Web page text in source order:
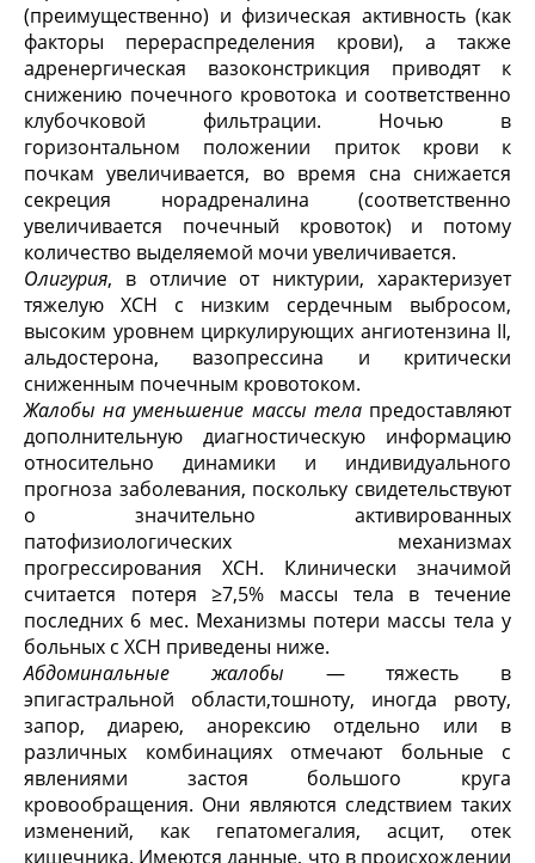
(преимущественно) и физическая активность (как
факторы перераспределения крови), а также
адренергическая вазоконстрикция приводят к
снижению почечного кровотока и соответственно
клубочковой фильтрации. Ночью в
горизонтальном положении приток крови к
почкам увеличивается, во время сна снижается
секреция норадреналина (соответственно
увеличивается почечный кровоток) и потому
количество выделяемой мочи увеличивается.
Олигурия, в отличие от никтурии, характеризует
тяжелую ХСН с низким сердечным выбросом,
высоким уровнем циркулирующих ангиотензина II,
альдостерона, вазопрессина и критически
сниженным почечным кровотоком.
Жалобы на уменьшение массы телапредоставляют
дополнительную диагностическую информацию
относительно динамики и индивидуального
прогноза заболевания, поскольку свидетельствуют
о значительно активированных
патофизиологических механизмах
прогрессирования ХСН. Клинически значимой
считается потеря ≥7,5% массы тела в течение
последних 6 мес. Механизмы потери массы тела у
больных с ХСН приведены ниже.
Абдоминальные жалобы — тяжесть в
эпигастральной области,тошноту, иногда рвоту,
запор, диарею, анорексию отдельно или в
различных комбинациях отмечают больные с
явлениями застоя большого круга
кровообращения. Они являются следствием таких
изменений, как гепатомегалия, асцит, отек
кишечника. Имеются данные, что в происхождении